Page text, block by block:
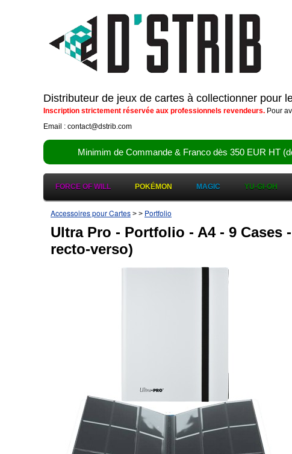
Distributeur de jeux de cartes à collectionner pour
Inscription strictement réservée aux professionnels revendeurs. Pour
Email : contact@dstrib.com
Minimim de Commande & Franco dès 350 EUR HT
FORCE OF WILL POKÉMON MAGIC YU-GI-OH
Accessoires pour Cartes > > Portfolio
Ultra Pro - Portfolio - A4 - 9 Cases
recto-verso)